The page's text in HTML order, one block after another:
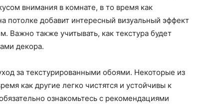
внимания в комнате, в то время как
потолке добавит интересный визуальный эффект
Важно также учитывать, как текстура будет
декора.
за текстурированными обоями. Некоторые из
как другие легко чистятся и устойчивы к
ознакомьтесь с рекомендациями